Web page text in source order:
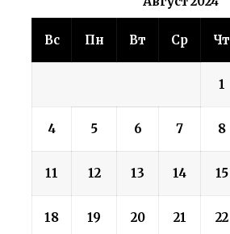
Вс Пн Вт Ср Чт
1
4 5 6 7 8
11 12 13 14 15
18 19 20 21 22